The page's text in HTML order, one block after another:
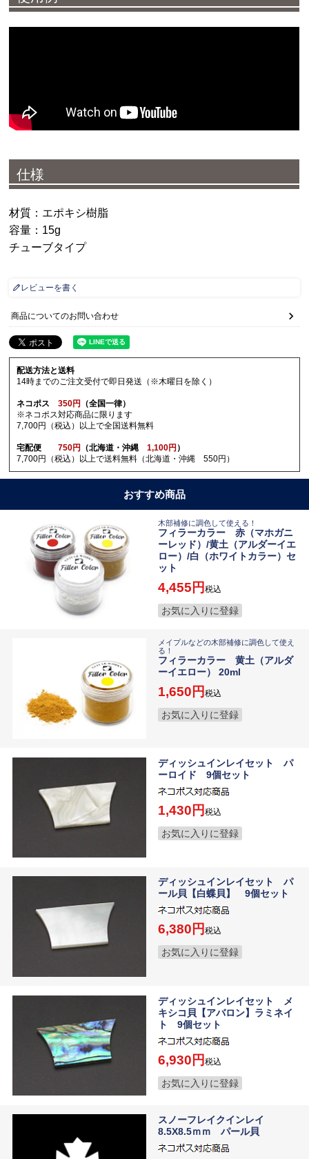
仕様
材質：エポキシ樹脂
容量：15g
チューブタイプ
レビューを書く
商品についてのお問い合わせ
配送方法と送料
14時までのご注文受付で即日発送（※木曜日を除く）
ネコポス350円
（全国一律）
※ネコポス対応商品に限ります
7,700円（税込）以上で全国送料無料
宅配便750円 （北海道・沖縄1,100円 ）
7,700円（税込）以上で送料無料（北海道・沖縄 550円）
おすすめ商品
木部補修に調色して使える！
フィラーカラー 赤（マホガニ
ーレッド）/黄土（アルダーイエ
ロー）/白（ホワイトカラー）セ
ット
4,455 税込
お気に入りに登録
メイプルなどの木部補修に調色して使え
る！
フィラーカラー 黄土（アルダ
ーイエロー） 20ml
1,650 税込
お気に入りに登録
ディッシュインレイセット パ
ーロイド 9個セット
1,430 税込
お気に入りに登録
ディッシュインレイセット パ
ール貝【白蝶貝】 9個セット
6,380 税込
お気に入りに登録
ディッシュインレイセット メ
キシコ貝【アバロン】ラミネイ
ト 9個セット
6,930 税込
お気に入りに登録
スノーフレイクインレイ
8.5X8.5ｍｍ パール貝